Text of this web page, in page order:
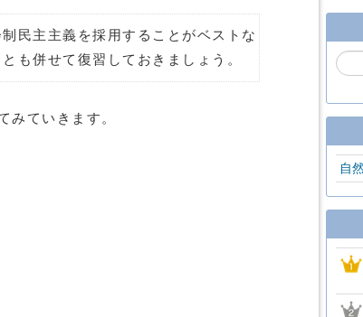
民主主義を採用することがベストな
も併せて復習しておきましょう。
みていきます。
自